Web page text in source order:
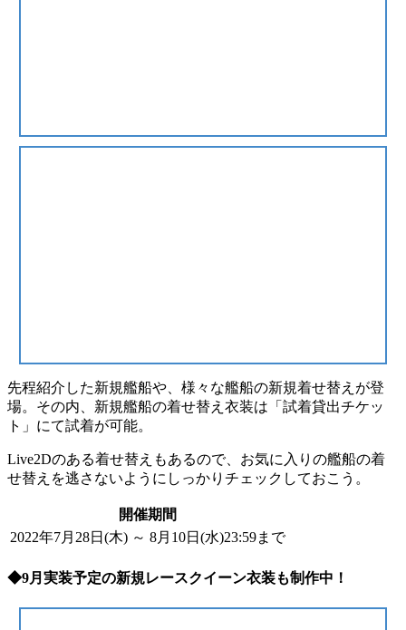
先程紹介した新規艦船や、様々な艦船の新規着せ替えが登
場。その内、新規艦船の着せ替え衣装は「試着貸出チケッ
ト」にて試着が可能。
Live2Dのある着せ替えもあるので、お気に入りの艦船の着
せ替えを逃さないように しっかりチェック しておこう。
開催期間
2022年7月28日(木) ～ 8月10日(水)23:59まで
◆9月実装予定の新規レースクイーン衣装も制作中！